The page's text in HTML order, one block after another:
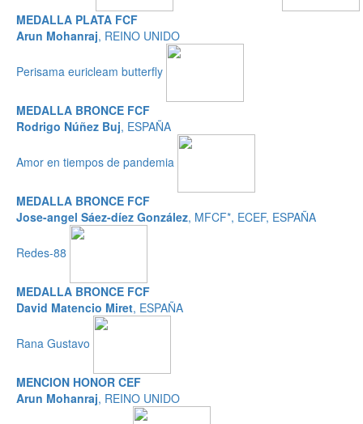
MEDALLA PLATA FCF
Arun Mohanraj, REINO UNIDO
Perisama euricleam butterfly
MEDALLA BRONCE FCF
Rodrigo Núñez Buj, ESPAÑA
Amor en tiempos de pandemia
MEDALLA BRONCE FCF
Jose-angel Sáez-díez González, MFCF*, ECEF, ESPAÑA
Redes-88
MEDALLA BRONCE FCF
David Matencio Miret, ESPAÑA
Rana Gustavo
MENCION HONOR CEF
Arun Mohanraj, REINO UNIDO